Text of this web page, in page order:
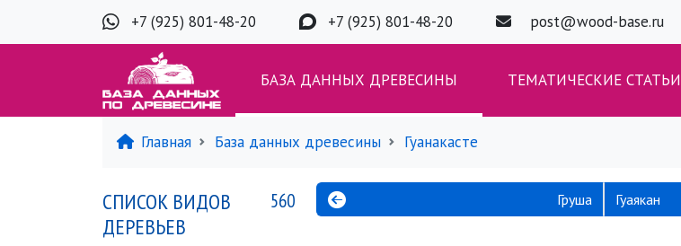
+7 (925) 801-48-20 +7 (925) 801-48-20 post@wood-base.ru
БАЗА ДАННЫХ ДРЕВЕСИНЫ ТЕМАТИЧЕСКИЕ СТАТЬИ
Главная База данных древесины Гуанакасте
Груша Гуаякан
СПИСОК ВИДОВ
ДЕРЕВЬЕВ
560